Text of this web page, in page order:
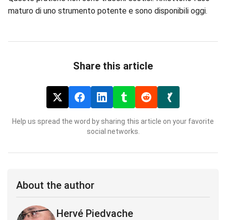
maturo di uno strumento potente e sono disponibili oggi.
Share this article
Help us spread the word by sharing this article on your favorite
social networks.
About the author
Hervé Piedvache